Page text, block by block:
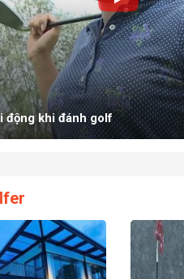
động khi đánh golf